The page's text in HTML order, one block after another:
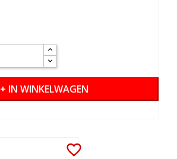
+ IN WINKELWAGEN
favorite_border